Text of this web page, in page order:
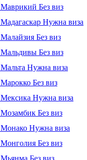
Маврикий Без виз
Мадагаскар Нужна виза
Малайзия Без виз
Мальдивы Без виз
Мальта Нужна виза
Марокко Без виз
Мексика Нужна виза
Мозамбик Без виз
Монако Нужна виза
Монголия Без виз
Мьянма Без виз